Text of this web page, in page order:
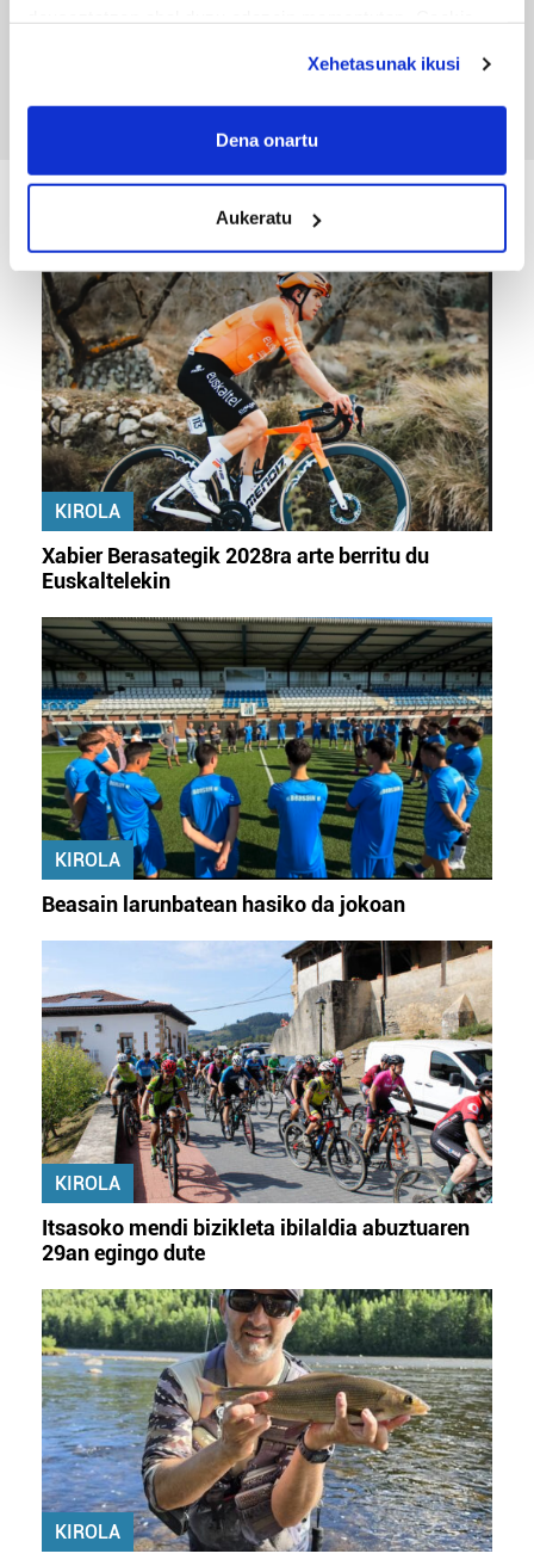
If you allow, we would also like to:
Collect information about your geographical
Identify your device by actively scanning it for
specific characteristics (fingerprinting)
Find out more about how your personal data is processed
and set your preferences in thedetails section.
Guk eta gure bazkideek zure datu pertsonalak
prozesatzen ditugu, zure IP zenbakia, besteak beste,
teknologia erabiliz, cookieak adibidez, iragarki eta eduki
pertsonalizatuak eskaintzeko, iragarkiak eta edukia
neurtzeko, jendeari buruzko informazioa biltzeko eta
produktuak garatzeko. Zure datuak nork eta zertarako
interes komertzial legitimoetan babesten dira. Ikusi gure
bazkideen zerrenda, beren ustez zein helburutarako
duten interes legitimoa eta horren aurka nola egin
dezakezun ikusteko.
Lortu zure datu pertsonalak prozesatzeko moduari
buruzko informazio gehiago eta ezarri zure lehentasunak
datuen atalean. Edozein unetan alda edo ken dezakezu
zure baimena Cookieen adierazpenean.
Webgune honek cookie propioak eta hirugarrenen cookie-
fitxategiak erabiltzen ditu. Zure esperientzia eta
zerbitzuak hobetzeko asmoz, cookie teknologiaz
baliatzen gara. Ohar hau onartuz gero, teknologia hori
erabiltzeko baimen esplizitua ematen diguzu.Gehiago
irakurri
Xehetasunak ikusi
Dena onartu
Aukeratu
KIROLA
Xabier Berasategik 2028ra arte berritu du
Euskaltelekin
KIROLA
Beasain larunbatean hasiko da jokoan
KIROLA
Itsasoko mendi bizikleta ibilaldia abuztuaren
29an egingo dute
KIROLA